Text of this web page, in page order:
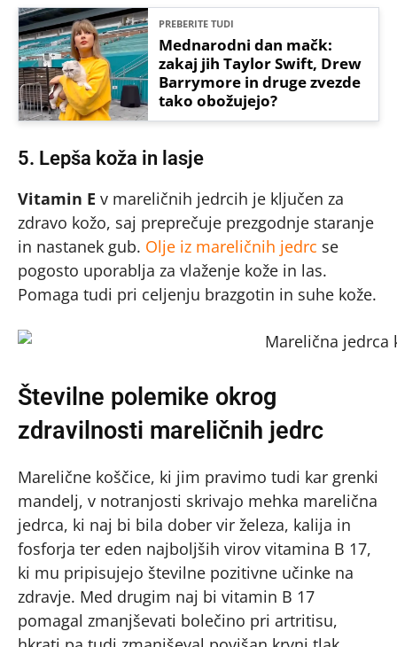
PREBERITE TUDI
Mednarodni dan mačk:
zakaj jih Taylor Swift, Drew
Barrymore in druge zvezde
tako obožujejo?
5. Lepša koža in lasje
Vitamin E v mareličnih jedrcih je ključen za
zdravo kožo, saj preprečuje prezgodnje staranje
in nastanek gub. Olje iz mareličnih jedrc se
pogosto uporablja za vlaženje kože in las.
Pomaga tudi pri celjenju brazgotin in suhe kože.
Številne polemike okrog
zdravilnosti mareličnih jedrc
Marelične koščice, ki jim pravimo tudi kar grenki
mandelj, v notranjosti skrivajo mehka marelična
jedrca, ki naj bi bila dober vir železa, kalija in
fosforja ter eden najboljših virov vitamina B 17,
ki mu pripisujejo številne pozitivne učinke na
zdravje. Med drugim naj bi vitamin B 17
pomagal zmanjševati bolečino pri artritisu,